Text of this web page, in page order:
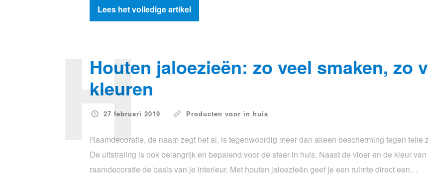
Lees het volledige artikel
Houten jaloezieën: zo veel smaken, zo
kleuren
27 februari 2019 Producten voor in huis
H
Raamdecoratie, de naam zegt het al, is tegenwoordig meer dan alleen bescherming tegen felle
De uitstraling is ook belangrijk en bepalend voor de sfeer in huis. Naast de vloer en de kleur
raamdecoratie de basis van je interieur. Met houten jaloezieën geef je een ruimte direct een…